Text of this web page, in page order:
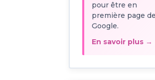
pour être en
première page de
Google.
En savoir plus →
⚡
Prêt à
Votre Site